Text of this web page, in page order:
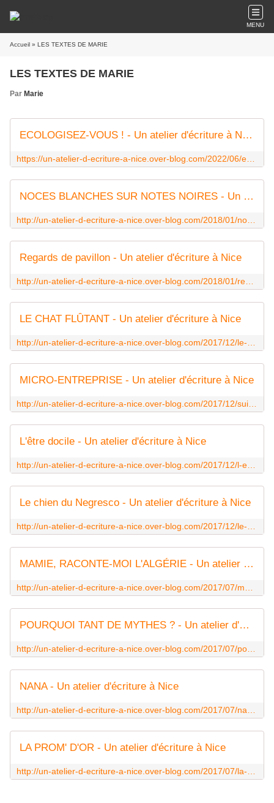
MENU
Accueil » LES TEXTES DE MARIE
LES TEXTES DE MARIE
Par Marie
ECOLOGISEZ-VOUS ! - Un atelier d'écriture à Nice
NOCES BLANCHES SUR NOTES NOIRES - Un atelier d'écriture à Nice
Regards de pavillon - Un atelier d'écriture à Nice
LE CHAT FLÛTANT - Un atelier d'écriture à Nice
MICRO-ENTREPRISE - Un atelier d'écriture à Nice
L'être docile - Un atelier d'écriture à Nice
Le chien du Negresco - Un atelier d'écriture à Nice
MAMIE, RACONTE-MOI L'ALGÉRIE - Un atelier d'écriture à Nice
POURQUOI TANT DE MYTHES ? - Un atelier d'écriture à Nice
NANA - Un atelier d'écriture à Nice
LA PROM' D'OR - Un atelier d'écriture à Nice